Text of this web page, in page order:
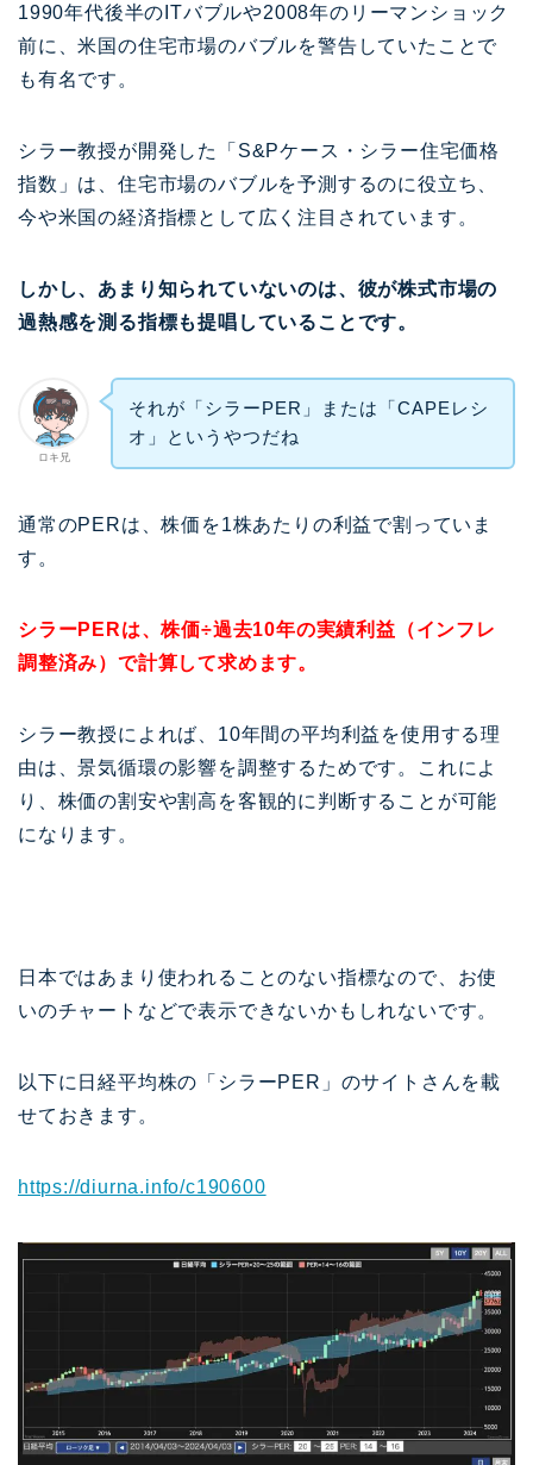
1990年代後半のITバブルや2008年のリーマンショック
前に、米国の住宅市場のバブルを警告していたことで
も有名です。
シラー教授が開発した「S&Pケース・シラー住宅価格
指数」は、住宅市場のバブルを予測するのに役立ち、
今や米国の経済指標として広く注目されています。
しかし、あまり知られていないのは、彼が株式市場の
過熱感を測る指標も提唱していることです。
ロキ兄
それが「シラーPER」または「CAPEレシ
オ」というやつだね
通常のPERは、株価を1株あたりの利益で割っていま
す。
シラーPERは、株価÷過去10年の実績利益（インフレ
調整済み）で計算して求めます。
シラー教授によれば、10年間の平均利益を使用する理
由は、景気循環の影響を調整するためです。これによ
り、株価の割安や割高を客観的に判断することが可能
になります。
日本ではあまり使われることのない指標なので、お使
いのチャートなどで表示できないかもしれないです。
以下に日経平均株の「シラーPER」のサイトさんを載
せておきます。
https://diurna.info/c190600